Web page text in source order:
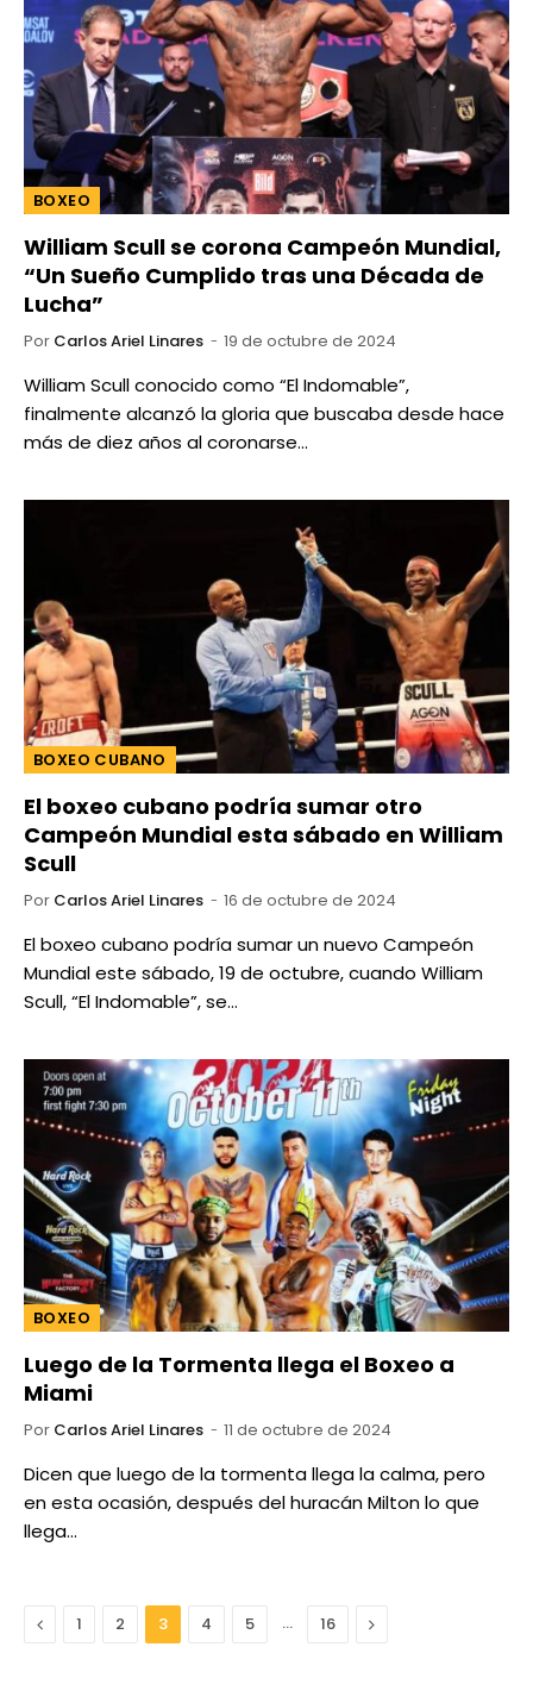
BOXEO
William Scull se corona Campeón Mundial,
“Un Sueño Cumplido tras una Década de
Lucha”
Por Carlos Ariel Linares 19 de octubre de 2024
William Scull conocido como “El Indomable”,
finalmente alcanzó la gloria que buscaba desde hace
más de diez años al coronarse…
BOXEO CUBANO
El boxeo cubano podría sumar otro
Campeón Mundial esta sábado en William
Scull
Por Carlos Ariel Linares 16 de octubre de 2024
El boxeo cubano podría sumar un nuevo Campeón
Mundial este sábado, 19 de octubre, cuando William
Scull, “El Indomable”, se…
BOXEO
Luego de la Tormenta llega el Boxeo a
Miami
Por Carlos Ariel Linares 11 de octubre de 2024
Dicen que luego de la tormenta llega la calma, pero
en esta ocasión, después del huracán Milton lo que
llega…
Anterior
1 2 3 4 5 … 16 Next